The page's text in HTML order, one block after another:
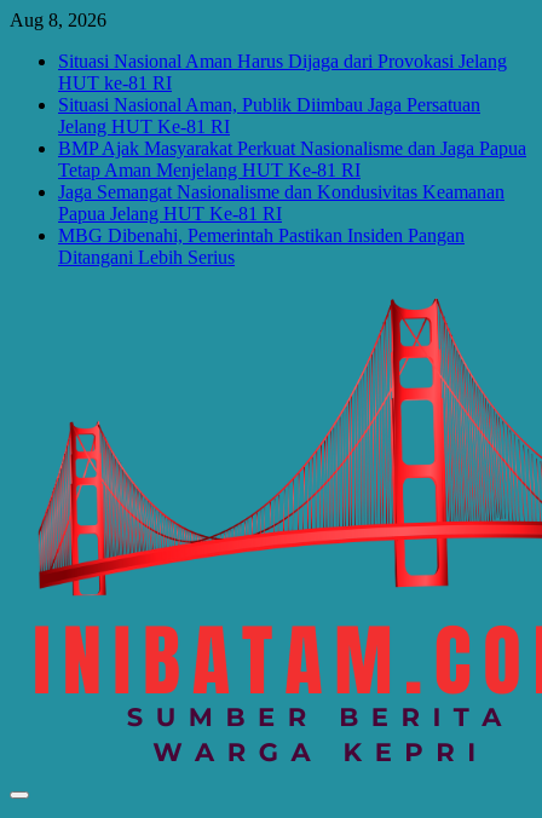
Skip
content
Aug 8, 2026
Situasi Nasional Aman Harus Dijaga dari Provokasi Jelang
HUT ke-81 RI
Situasi Nasional Aman, Publik Diimbau Jaga Persatuan
Jelang HUT Ke-81 RI
BMP Ajak Masyarakat Perkuat Nasionalisme dan Jaga Papua
Tetap Aman Menjelang HUT Ke-81 RI
Jaga Semangat Nasionalisme dan Kondusivitas Keamanan
Papua Jelang HUT Ke-81 RI
MBG Dibenahi, Pemerintah Pastikan Insiden Pangan
Ditangani Lebih Serius